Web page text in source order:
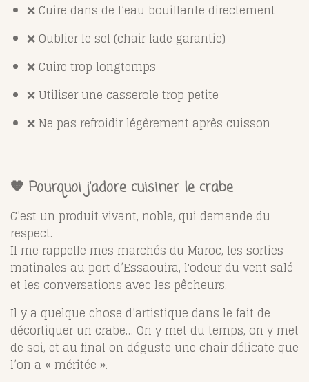
❌ Cuire dans de l’eau bouillante directement
❌ Oublier le sel (chair fade garantie)
❌ Cuire trop longtemps
❌ Utiliser une casserole trop petite
❌ Ne pas refroidir légèrement après cuisson
🧡 Pourquoi j’adore cuisiner le crabe
C’est un produit vivant, noble, qui demande du
respect.
Il me rappelle mes marchés du Maroc, les sorties
matinales au port d’Essaouira, l'odeur du vent salé
et les conversations avec les pêcheurs.
Il y a quelque chose d’artistique dans le fait de
décortiquer un crabe… On y met du temps, on y met
de soi, et au final on déguste une chair délicate que
l’on a « méritée ».